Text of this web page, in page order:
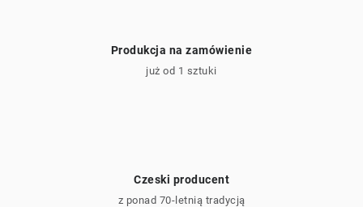
Produkcja na zamówienie
już od 1 sztuki
Czeski producent
z ponad 70-letnią tradycją